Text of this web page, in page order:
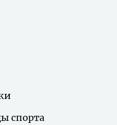
спорта